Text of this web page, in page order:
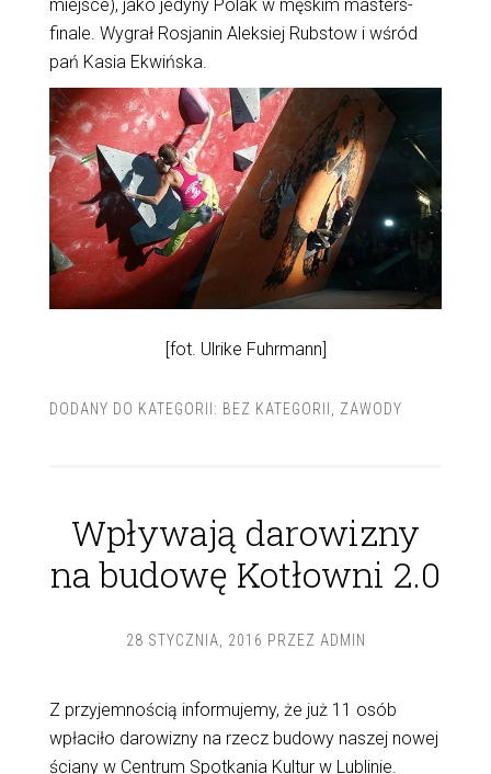
miejsce), jako jedyny Polak w męskim masters-
finale. Wygrał Rosjanin Aleksiej Rubstow i wśród
pań Kasia Ekwińska.
[fot. Ulrike Fuhrmann]
DODANY DO KATEGORII: BEZ KATEGORII ZAWODY
Wpływają darowizny
na budowę Kotłowni 2.0
28 STYCZNIA, 2016 PRZEZ ADMIN
Z przyjemnością informujemy, że już 11 osób
wpłaciło darowizny na rzecz budowy naszej nowej
ściany w Centrum Spotkania Kultur w Lublinie.